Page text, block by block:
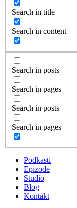
Search in title
Search in content
Search in posts
Search in pages
Search in posts
Search in pages
Podkasti
Epizode
Studio
Blog
Kontakt